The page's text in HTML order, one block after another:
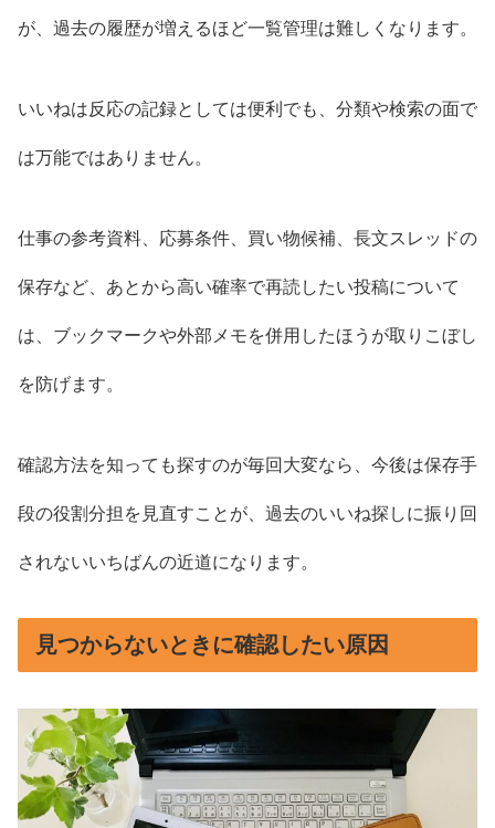
が、過去の履歴が増えるほど一覧管理は難しくなります。
いいねは反応の記録としては便利でも、分類や検索の面で
は万能ではありません。
仕事の参考資料、応募条件、買い物候補、長文スレッドの
保存など、あとから高い確率で再読したい投稿について
は、ブックマークや外部メモを併用したほうが取りこぼし
を防げます。
確認方法を知っても探すのが毎回大変なら、今後は保存手
段の役割分担を見直すことが、過去のいいね探しに振り回
されないいちばんの近道になります。
見つからないときに確認したい原因